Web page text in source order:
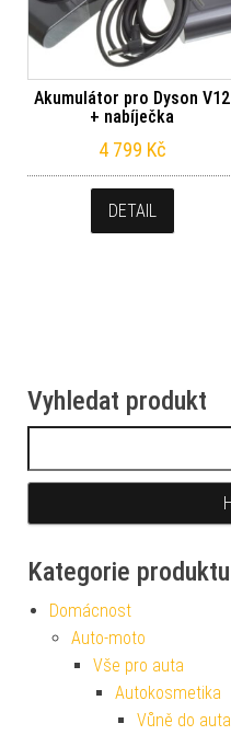
Akumulátor pro Dyson V12
+ nabíječka
4 799 Kč
DETAIL
Vyhledat produkt
Kategorie produktu
Domácnost
Auto-moto
Vše pro auta
Autokosmetika
Vůně do auta